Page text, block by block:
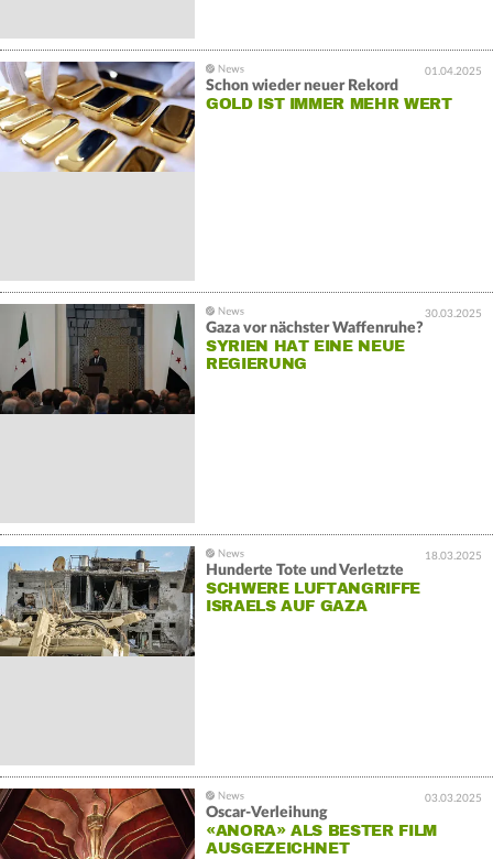
01.04.2025
Schon wieder neuer Rekord
GOLD IST IMMER MEHR WERT
30.03.2025
Gaza vor nächster Waffenruhe?
SYRIEN HAT EINE NEUE
REGIERUNG
18.03.2025
Hunderte Tote und Verletzte
SCHWERE LUFTANGRIFFE
ISRAELS AUF GAZA
03.03.2025
Oscar-Verleihung
«ANORA» ALS BESTER FILM
AUSGEZEICHNET